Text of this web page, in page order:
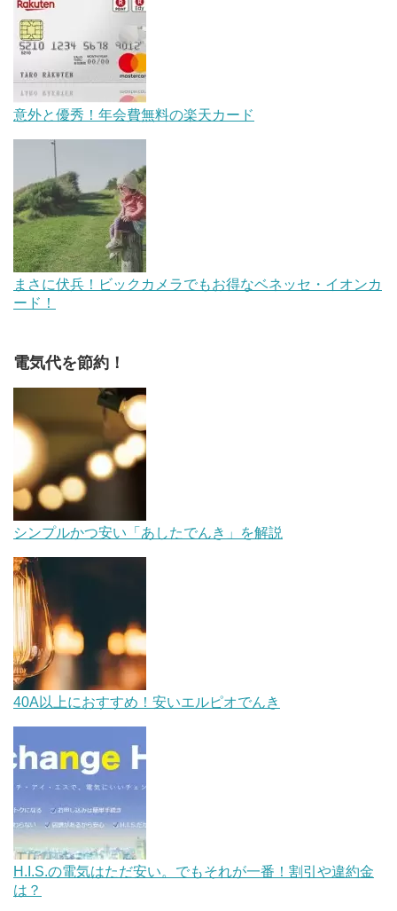
意外と優秀！年会費無料の楽天カード
まさに伏兵！ビックカメラでもお得なベネッセ・イオンカ
ード！
電気代を節約！
シンプルかつ安い「あしたでんき」を解説
40A以上におすすめ！安いエルピオでんき
H.I.S.の電気はただ安い。でもそれが一番！割引や違約金
は？